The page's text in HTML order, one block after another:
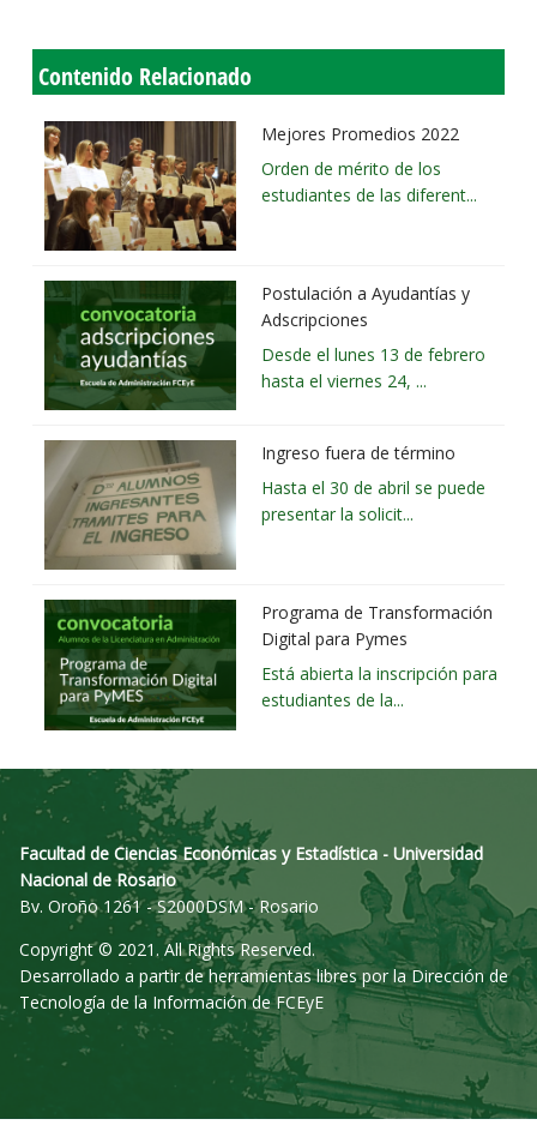
Contenido Relacionado
Mejores Promedios 2022
Orden de mérito de los
estudiantes de las diferent...
Postulación a Ayudantías y
Adscripciones
Desde el lunes 13 de febrero
hasta el viernes 24, ...
Ingreso fuera de término
Hasta el 30 de abril se puede
presentar la solicit...
Programa de Transformación
Digital para Pymes
Está abierta la inscripción para
estudiantes de la...
Facultad de Ciencias Económicas y Estadística - Universidad
Nacional de Rosario
Bv. Oroño 1261 - S2000DSM - Rosario
Copyright © 2021. All Rights Reserved.
Desarrollado a partir de herramientas libres por la Dirección de
Tecnología de la Información de FCEyE